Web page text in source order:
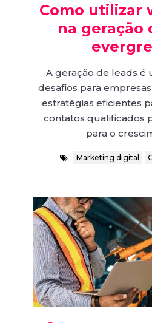
Como utilizar
na geração
A geração de leads é
desafios para
estratégias eficientes
contatos qualificados
para o
Marketing digital